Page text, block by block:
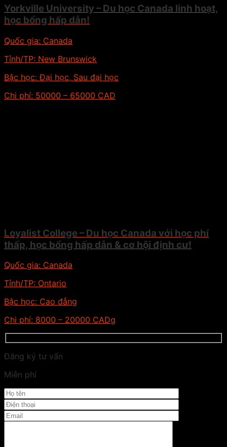
Yorkville University – Du học Canada linh hoạt,
học bổng hấp dẫn!
Quốc gia: Canada
Tỉnh/TP: New Brunswick
Bậc học:Đại học, Sau đại học
Chi phí: 50000 – 65000 CAD
Loyalist College – Du học Canada với học phí
thấp, học bổng hấp dẫn & cơ hội định cư!
Quốc gia: Canada
Tỉnh/TP: Ontario
Bậc học: Cao đẳng
Chi phí: 8000 – 20000 CADg
Đăng ký tư vấn
Miễn phí